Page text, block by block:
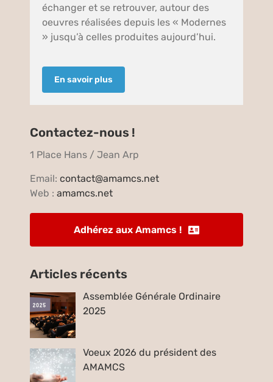
échanger et se retrouver, autour des
oeuvres réalisées depuis les « Modernes
» jusqu’à celles produites aujourd’hui.
En savoir plus
Contactez-nous !
1 Place Hans / Jean Arp
Email:contact@amamcs.net
Web :amamcs.net
Adhérez aux Amamcs !
Articles récents
Assemblée Générale Ordinaire
2025
Voeux 2026 du président des
AMAMCS